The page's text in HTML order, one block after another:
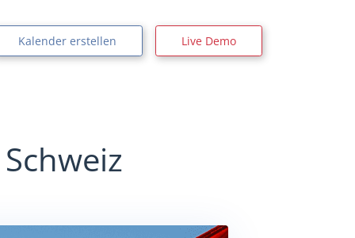
Kalender erstellen Live Demo